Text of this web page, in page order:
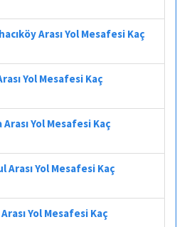
Arası Yol Mesafesi Kaç
Yol Mesafesi Kaç
Yol Mesafesi Kaç
Arası Yol Mesafesi Kaç
Yol Mesafesi Kaç